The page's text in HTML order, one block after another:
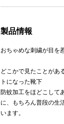
製品情報
おちゃめな刺繍が目を
どこかで見たことがあ
トになった靴下
防蚊加工をほどこして
に、もちろん普段の生
います。